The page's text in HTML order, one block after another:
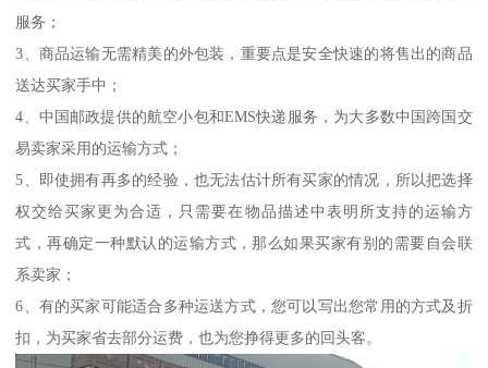
服务；
3、商品运输无需精美的外包装，重要点是安全快速的将售出的商品
送达买家手中；
4、中国邮政提供的航空小包和EMS快递服务，为大多数中国跨国交
易卖家采用的运输方式；
5、即使拥有再多的经验，也无法估计所有买家的情况，所以把选择
权交给买家更为合适，只需要在物品描述中表明所支持的运输方
式，再确定一种默认的运输方式，那么如果买家有别的需要自会联
系卖家；
6、有的买家可能适合多种运送方式，您可以写出您常用的方式及折
扣，为买家省去部分运费，也为您挣得更多的回头客。